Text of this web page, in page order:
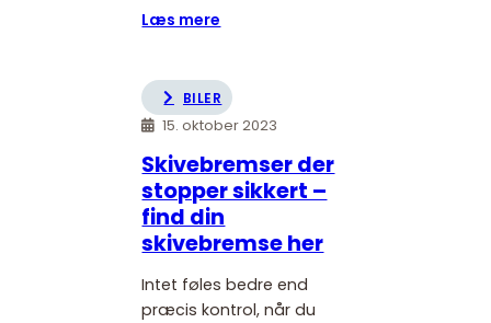
Læs mere
løfter
din
BILER
15. oktober 2023
Skivebremser der
stopper sikkert –
find din
skivebremse her
Intet føles bedre end
præcis kontrol, når du